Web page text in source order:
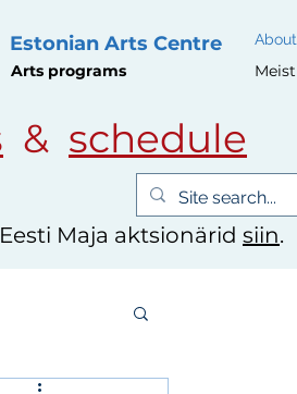
Estonian Arts Centre
Arts programs
About
Meist
& schedule
Maja aktsionärid siin.